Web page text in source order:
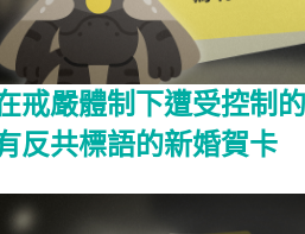
戒嚴體制下遭受控制
反共標語的新婚賀卡